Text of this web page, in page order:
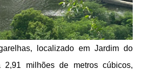
localizado em Jardim do
2,91 milhões de metros cúbicos,